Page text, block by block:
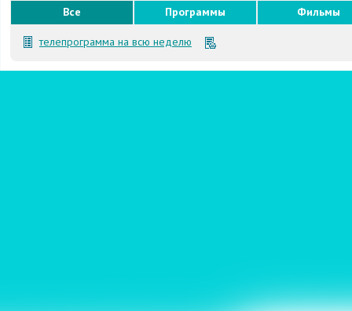
Все
Программы Фильмы
телепрограмма на всю неделю